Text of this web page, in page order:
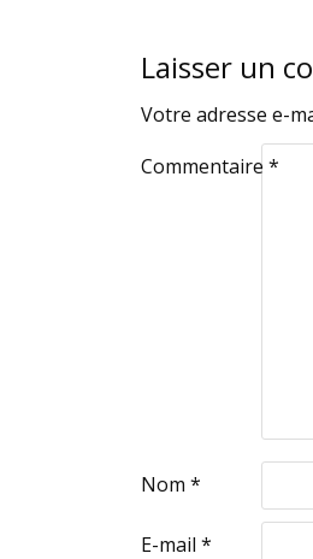
Laisser un
Votre adresse e-
Commentaire *
Nom *
E-mail *